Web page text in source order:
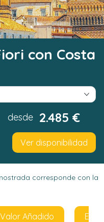
con Costa
desde 2.485 €
Ver disponibilidad
corresponde con la
Añadido El